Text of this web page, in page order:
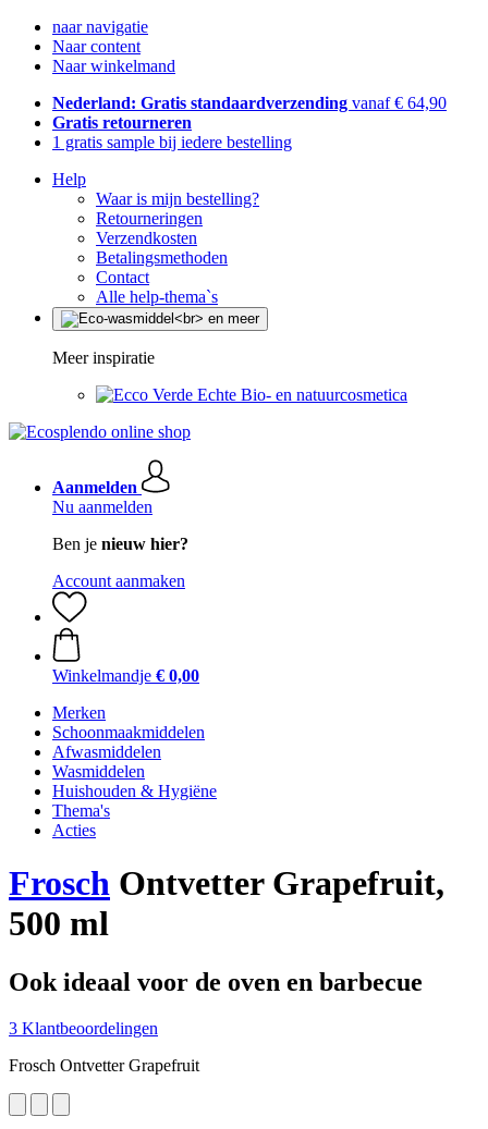
naar navigatie
Naar content
Naar winkelmand
Nederland: Gratis standaardverzending vanaf € 64,90
Gratis retourneren
1 gratis sample bij iedere bestelling
Help
Waar is mijn bestelling?
Retourneringen
Verzendkosten
Betalingsmethoden
Contact
Alle help-thema`s
Meer inspiratie
Echte Bio- en natuurcosmetica
Aanmelden
Nu aanmelden
Ben je nieuw hier?
Account aanmaken
Winkelmandje € 0,00
Merken
Schoonmaakmiddelen
Afwasmiddelen
Wasmiddelen
Huishouden & Hygiëne
Thema's
Acties
Frosch Ontvetter Grapefruit,
500 ml
Ook ideaal voor de oven en barbecue
3 Klantbeoordelingen
Frosch Ontvetter Grapefruit